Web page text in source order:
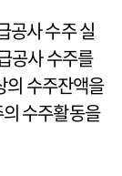
공사 수주 실
공사 수주를
의 수주잔액을
수주활동을